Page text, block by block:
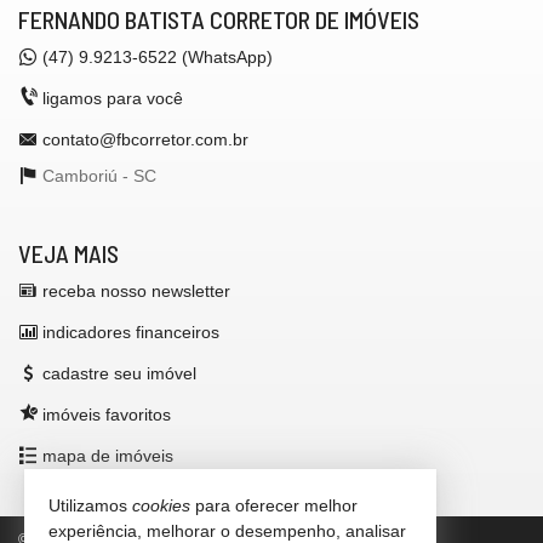
FERNANDO BATISTA CORRETOR DE IMÓVEIS
(47) 9.9213-6522 (WhatsApp)
ligamos para você
contato@fbcorretor.com.br
Camboriú - SC
VEJA MAIS
receba nosso newsletter
indicadores financeiros
cadastre seu imóvel
imóveis favoritos
mapa de imóveis
© 2026 CRECI/SC 42.972-F Política de Privacidade
Utilizamos cookies para oferecer melhor
experiência, melhorar o desempenho, analisar